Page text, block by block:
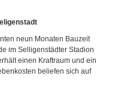
neun Monaten Bauzeit
im Selligenstädter Stadion
einen Kraftraum und ein
beliefen sich auf